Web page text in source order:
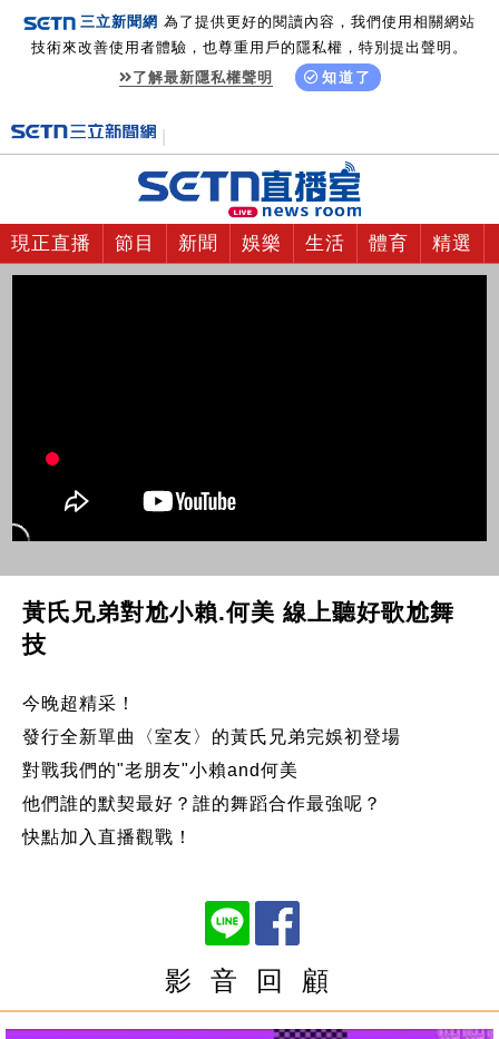
三立新聞網 為了提供更好的閱讀內容，我們使用相關網站
技術來改善使用者體驗，也尊重用戶的隱私權，特別提出聲明。
了解最新隱私權聲明
知道了
現正直播 節目 新聞 娛樂 生活 體育 精選
黃氏兄弟對尬小賴.何美 線上聽好歌尬舞
技
今晚超精采！
發行全新單曲〈室友〉的黃氏兄弟完娛初登場
對戰我們的"老朋友"小賴and何美
他們誰的默契最好？誰的舞蹈合作最強呢？
快點加入直播觀戰！
影 音 回 顧